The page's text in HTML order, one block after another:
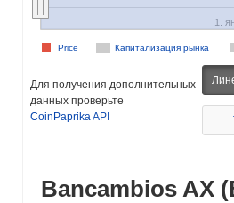
Капитализация рынка
Price
1.
Для получения дополнительных
данных проверьте
CoinPaprika API
Bancambios AX